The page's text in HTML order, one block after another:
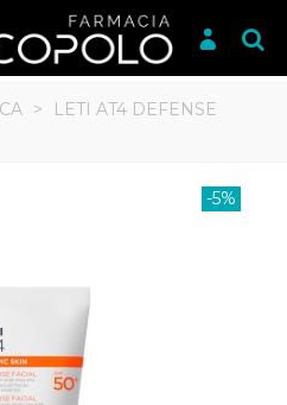
>
LETI AT4 DEFENSE
-5%